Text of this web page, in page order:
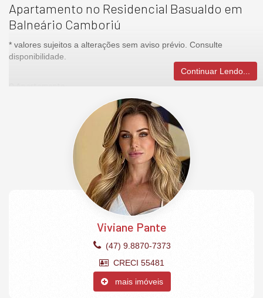
Apartamento no Residencial Basualdo em
Balneário Camboriú
* valores sujeitos a alterações sem aviso prévio. Consulte
disponibilidade.
O Apartamento:
Mobiliado, decorado e equipado
03 Dormitórios (sendo 1 suíte)
Área de serviço separada
Ampla sacada fechada com churrasqueira à carvvão
02 vagas de garagem (comporta carros grandes)
86,66m² de área privativa.
Entrada e hall reformado
Características do Imóvel
Continuar Lendo...
Viviane Pante
(47) 9.8870-7373
CRECI 55481
mais imóveis